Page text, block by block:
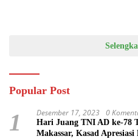
Popular Post
1 Desember 17, 2023 0
Hari Juang TNI AD ke-78
Makassar, Kasad